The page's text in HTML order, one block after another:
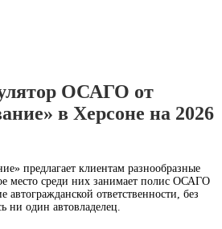
ОСАГО от
в Херсоне на 2026
предлагает клиентам разнообразные
место среди них занимает полис ОСАГО
автогражданской ответственности, без
ни один автовладелец.